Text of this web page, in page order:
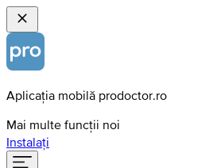
Aplicația mobilă prodoctor.ro
Mai multe funcții noi
Instalați